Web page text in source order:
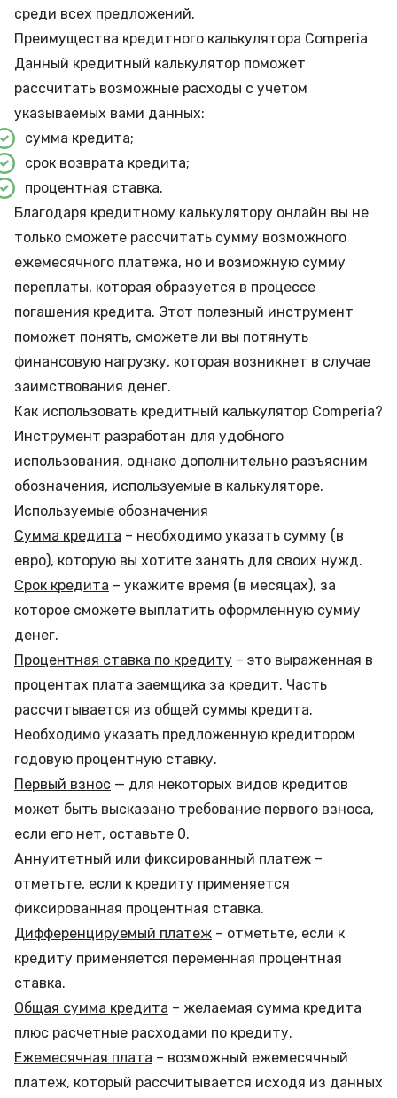
среди всех предложений.
Преимущества кредитного калькулятора Comperia
Данный кредитный калькулятор поможет
рассчитать возможные расходы с учетом
указываемых вами данных:
сумма кредита;
срок возврата кредита;
процентная ставка.
Благодаря кредитному калькулятору онлайн вы не
только сможете рассчитать сумму возможного
ежемесячного платежа, но и возможную сумму
переплаты, которая образуется в процессе
погашения кредита. Этот полезный инструмент
поможет понять, сможете ли вы потянуть
финансовую нагрузку, которая возникнет в случае
заимствования денег.
Как использовать кредитный калькулятор Comperia?
Инструмент разработан для удобного
использования, однако дополнительно разъясним
обозначения, используемые в калькуляторе.
Используемые обозначения
Сумма кредита – необходимо указать сумму (в
евро), которую вы хотите занять для своих нужд.
Срок кредита – укажите время (в месяцах), за
которое сможете выплатить оформленную сумму
денег.
Процентная ставка по кредиту – это выраженная в
процентах плата заемщика за кредит. Часть
рассчитывается из общей суммы кредита.
Необходимо указать предложенную кредитором
годовую процентную ставку.
Первый взнос — для некоторых видов кредитов
может быть высказано требование первого взноса,
если его нет, оставьте 0.
Аннуитетный или фиксированный платеж –
отметьте, если к кредиту применяется
фиксированная процентная ставка.
Дифференцируемый платеж – отметьте, если к
кредиту применяется переменная процентная
ставка.
Общая сумма кредита – желаемая сумма кредита
плюс расчетные расходами по кредиту.
Ежемесячная плата – возможный ежемесячный
платеж, который рассчитывается исходя из данных